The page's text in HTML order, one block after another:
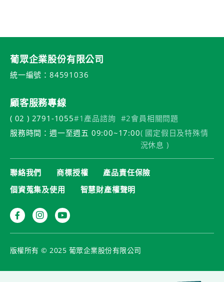
葡眾企業股份有限公司
統一編號：84591036
顧客服務專線
( 02 ) 2791-1055#1產品諮詢 #2會員相關問題
服務時間：週一至週五 09:00~17:00( 國定假日及特殊情
況休息 )
聯絡我們 商標授權
產品責任保險
個資蒐集及使用
智慧財產權聲明
版權所有 © 2025 葡眾企業股份有限公司